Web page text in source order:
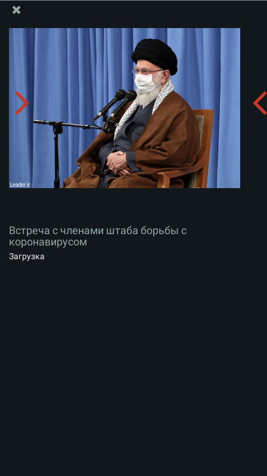
Встреча с членами штаба борьбы с коронавирусом
Скачать альбом: zip
Встреча с членами штаба борьбы с
коронавирусом
Загрузка